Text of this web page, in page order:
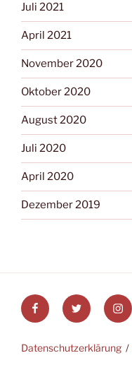
Juli 2021
April 2021
November 2020
Oktober 2020
August 2020
Juli 2020
April 2020
Dezember 2019
Datenschutzerklärung